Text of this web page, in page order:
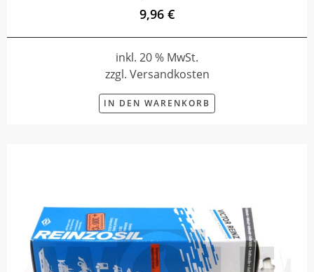
9,96 €
inkl. 20 % MwSt.
zzgl. Versandkosten
IN DEN WARENKORB